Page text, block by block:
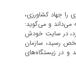
را جهاد کشاورزی،
می‌داند و می‌گوید:
در سایت خودش
رسید، سازمان
و در زیستگاه‌های